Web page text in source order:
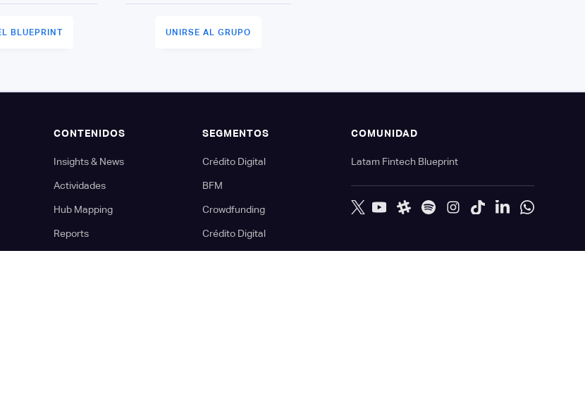
BLUEPRINT UNIRSE AL GRUPO
CONTENIDOS
Insights & News
Actividades
Hub Mapping
Reports
SEGMENTOS
Crédito Digital
BFM
Crowdfunding
Crédito Digital
COMUNIDAD
Latam Fintech Blueprint